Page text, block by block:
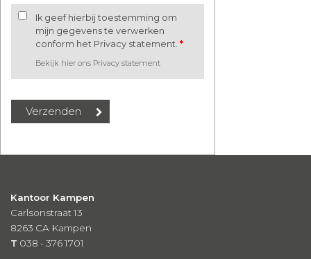
Ik geef hierbij toestemming om
mijn gegevens te verwerken
conform het Privacy statement. *
Bekijk hier ons Privacy statement
Kantoor Kampen
Carlsonstraat 13
8263 CA Kampen
T 038 - 376 1701